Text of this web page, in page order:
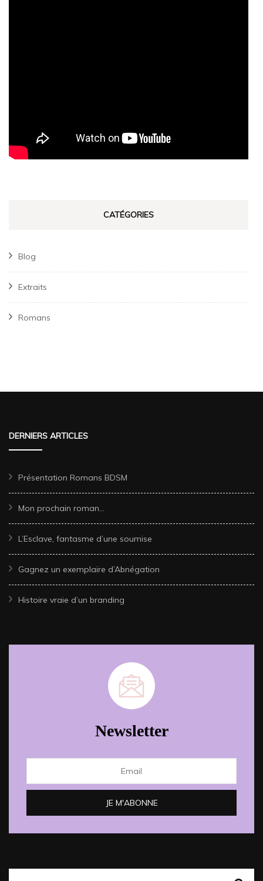
CATÉGORIES
Blog
Extraits
Romans
DERNIERS ARTICLES
Présentation Romans BDSM
Mon prochain roman…
L’Esclave, fantasme d’une soumise
Gagnez un exemplaire d’Abnégation
Histoire vraie d’un branding
Newsletter